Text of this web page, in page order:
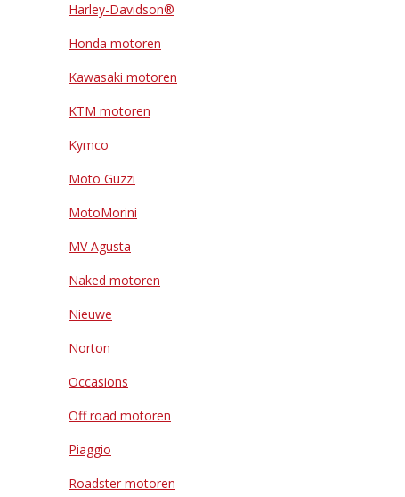
Harley-Davidson®
Honda motoren
Kawasaki motoren
KTM motoren
Kymco
Moto Guzzi
MotoMorini
MV Agusta
Naked motoren
Nieuwe
Norton
Occasions
Off road motoren
Piaggio
Roadster motoren